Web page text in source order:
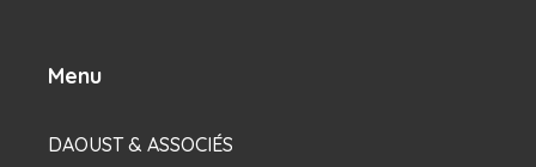
Menu
DAOUST & ASSOCIÉS